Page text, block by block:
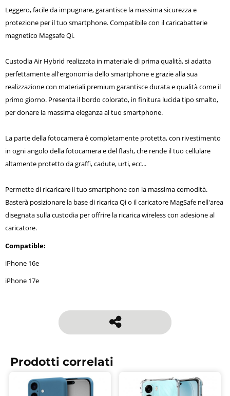
Leggero, facile da impugnare, garantisce la massima sicurezza e
protezione per il tuo smartphone. Compatibile con il caricabatterie
magnetico Magsafe Qi.
Custodia Air Hybrid realizzata in materiale di prima qualità, si adatta
perfettamente all'ergonomia dello smartphone e grazie alla sua
realizzazione con materiali premium garantisce durata e qualità come il
primo giorno. Presenta il bordo colorato, in finitura lucida tipo smalto,
per donare la massima eleganza al tuo smartphone.
La parte della fotocamera è completamente protetta, con rivestimento
in ogni angolo della fotocamera e del flash, che rende il tuo cellulare
altamente protetto da graffi, cadute, urti, ecc...
Permette di ricaricare il tuo smartphone con la massima comodità.
Basterà posizionare la base di ricarica Qi o il caricatore MagSafe nell'area
disegnata sulla custodia per offrire la ricarica wireless con adesione al
caricatore.
Compatible:
iPhone 16e
iPhone 17e
Prodotti correlati